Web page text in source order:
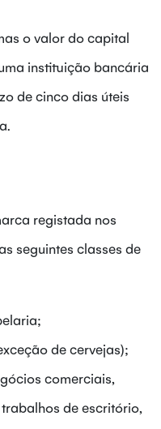
o valor do capital
instituição bancária
de cinco dias úteis
registada nos
seguintes classes de
de cervejas);
comerciais,
de escritório,